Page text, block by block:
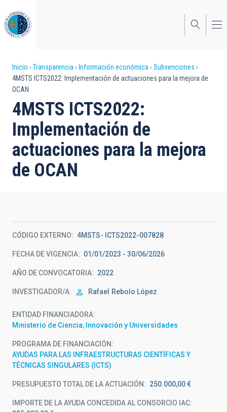
al
contenido
principal
Sobrescribir
enlaces
de
ayuda
a
la
navegación
Inicio Transparencia Información económica
Subvenciones
4MSTS ICTS2022: Implementación de actuaciones para la mejora de
OCAN
4MSTS ICTS2022:
Implementación de
actuaciones para la mejora
de OCAN
CÓDIGO EXTERNO 4MSTS- ICTS2022-007828
FECHA DE VIGENCIA 01/01/2023 - 30/06/2026
AÑO DE CONVOCATORIA 2022
INVESTIGADOR/A Rafael Rebolo López
ENTIDAD FINANCIADORA
Ministerio de Ciencia, Innovación y Universidades
PROGRAMA DE FINANCIACIÓN
AYUDAS PARA LAS INFRAESTRUCTURAS CIENTÍFICAS Y
TÉCNICAS SINGULARES (ICTS)
PRESUPUESTO TOTAL DE LA ACTUACIÓN 250.000,00 €
IMPORTE DE LA AYUDA CONCEDIDA AL CONSORCIO IAC